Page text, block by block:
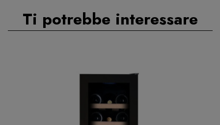
Ti potrebbe interessare